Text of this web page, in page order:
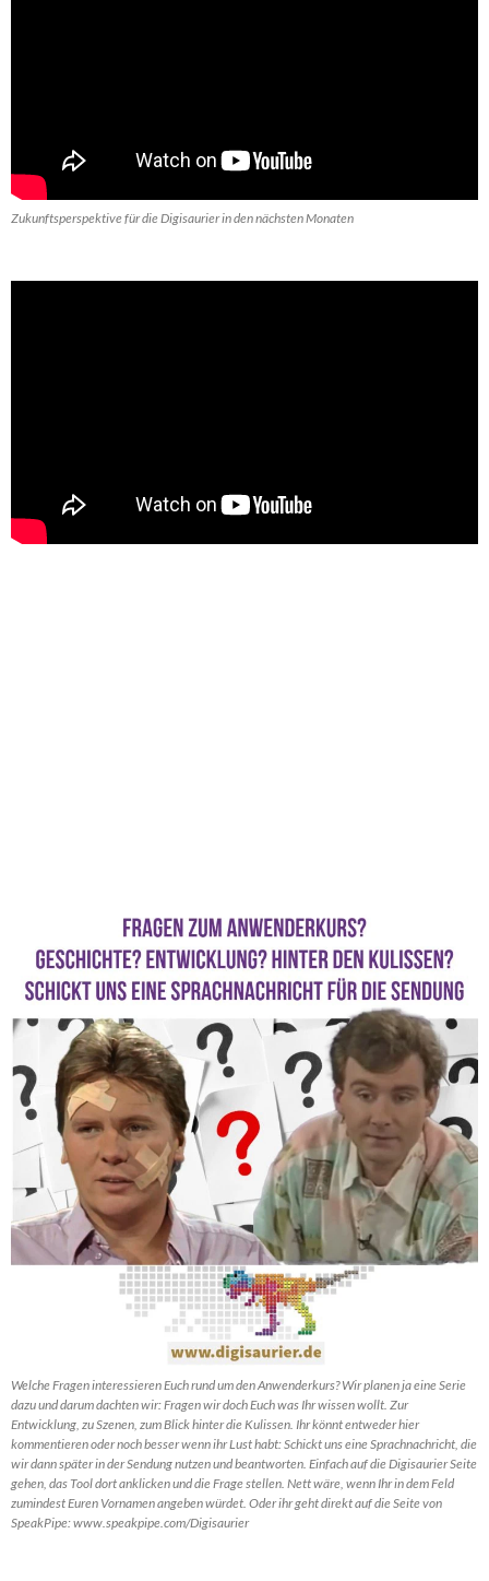
Zukunftsperspektive für die Digisaurier in den nächsten Monaten
Welche Fragen interessieren Euch rund um den Anwenderkurs? Wir planen ja eine Serie
dazu und darum dachten wir: Fragen wir doch Euch was Ihr wissen wollt. Zur
Entwicklung, zu Szenen, zum Blick hinter die Kulissen. Ihr könnt entweder hier
kommentieren oder noch besser wenn ihr Lust habt: Schickt uns eine Sprachnachricht, die
wir dann später in der Sendung nutzen und beantworten. Einfach auf die Digisaurier Seite
gehen, das Tool dort anklicken und die Frage stellen. Nett wäre, wenn Ihr in dem Feld
zumindest Euren Vornamen angeben würdet. Oder ihr geht direkt auf die Seite von
SpeakPipe: www.speakpipe.com/Digisaurier